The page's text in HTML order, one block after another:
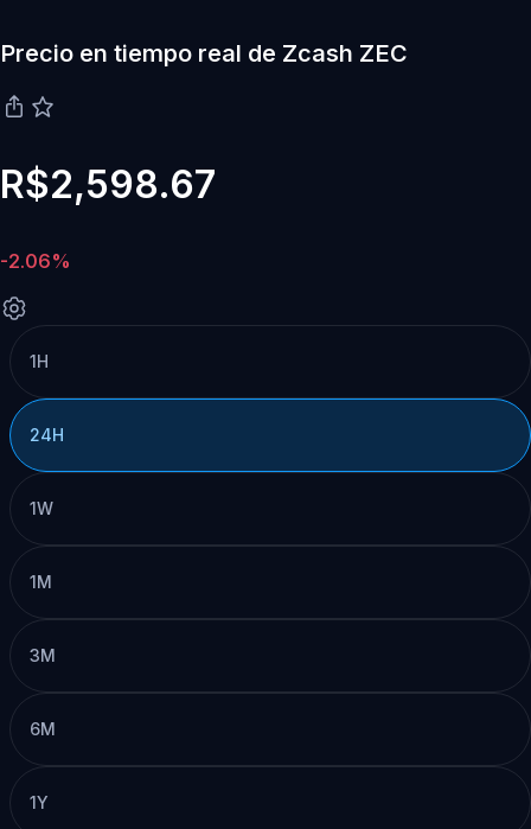
Precio en tiempo real de Zcash ZEC
R$2,598.67
-2.06%
1H
24H
1W
1M
3M
6M
1Y